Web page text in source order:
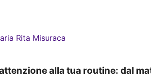
Rita Misuraca
alla tua routine: dal